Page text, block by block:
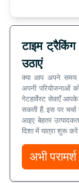
टाइम
उठाएं
क्या आप अपने
अपनी परियोजनाओं
गेटहार्वेस्ट सेवाएँ
सकती हैं, इस पर
आइए बेहतर
दिशा में यात्रा शुरू
अभी